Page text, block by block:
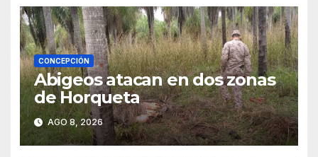
CONCEPCIÓN
Abigeos atacan en dos zonas
de Horqueta
AGO 8, 2026